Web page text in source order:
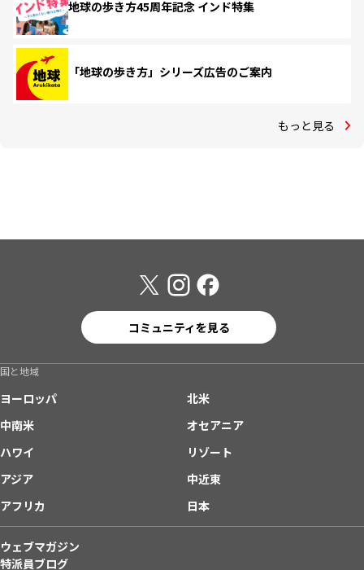
地球の歩き方45周年記念 インド特集
「地球の歩き方」シリーズ広告のご案内
もっと見る
コミュニティを見る
国と地域
ヨーロッパ
北米
中南米
オセアニア
ハワイ
リゾート
アジア
中近東
アフリカ
日本
ウェブマガジン
特派員ブログ